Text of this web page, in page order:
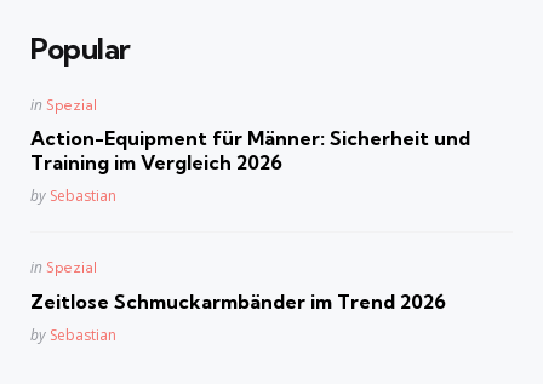
Popular
Posted
in Spezial
Action-Equipment für Männer: Sicherheit und
Training im Vergleich 2026
Posted
by Sebastian
Posted
in Spezial
Zeitlose Schmuckarmbänder im Trend 2026
Posted
by Sebastian